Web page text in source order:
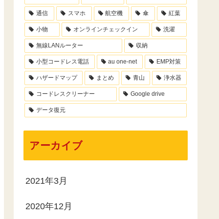
通信 スマホ 航空機 傘 紅葉
小物 オンラインチェックイン 洗濯
無線LANルーター 収納
小型コードレス電話 au one-net EMP対策
ハザードマップ まとめ 青山 浄水器
コードレスクリーナー Google drive
データ復元
アーカイブ
2021年3月
2020年12月